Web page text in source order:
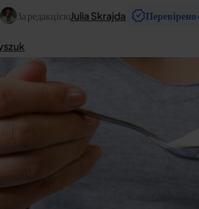
За редакцієюJulia Skrajda